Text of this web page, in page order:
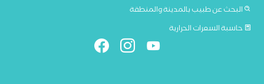
البحث عن طبيب بالمدينة والمنطقة
حاسبة السعرات الحرارية